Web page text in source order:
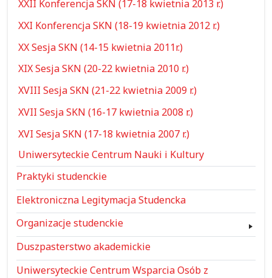
XXII Konferencja SKN (17-18 kwietnia 2013 r.)
XXI Konferencja SKN (18-19 kwietnia 2012 r.)
XX Sesja SKN (14-15 kwietnia 2011r.)
XIX Sesja SKN (20-22 kwietnia 2010 r.)
XVIII Sesja SKN (21-22 kwietnia 2009 r.)
XVII Sesja SKN (16-17 kwietnia 2008 r.)
XVI Sesja SKN (17-18 kwietnia 2007 r.)
Uniwersyteckie Centrum Nauki i Kultury
Praktyki studenckie
Elektroniczna Legitymacja Studencka
Organizacje studenckie
Duszpasterstwo akademickie
Uniwersyteckie Centrum Wsparcia Osób z